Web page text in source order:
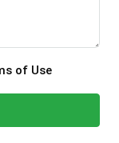
of Use